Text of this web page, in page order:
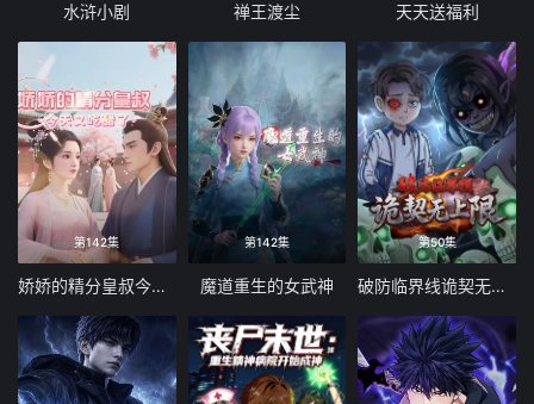
水浒小剧 禅王渡尘 天天送福利
第142集
娇娇的精分皇叔今天又吃醋了
第142集
魔道重生的女武神
第50集
破防临界线诡契无上限